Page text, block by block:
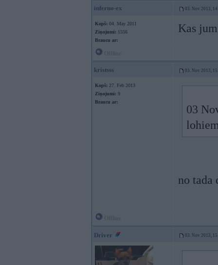
inferno-ex 03. Nov 2013,
Kopš: 04. May 2011
Ziņojumi: 1556
Braucu ar:
Kas
kristsss 03. Nov 2013,
Kopš: 27. Feb 2013
Ziņojumi: 9
Braucu ar:
03
no
Driver 03. Nov 2013,